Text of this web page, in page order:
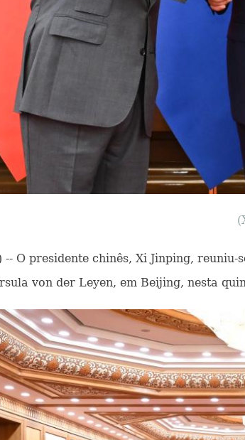
O presidente chinês, Xi Jinping,
von der Leyen, em Beijing, nesta